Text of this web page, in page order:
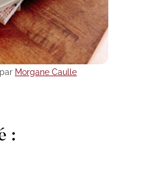
Morgane Caulle
: